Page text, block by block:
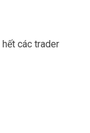
các trader